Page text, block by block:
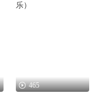
乐）
465